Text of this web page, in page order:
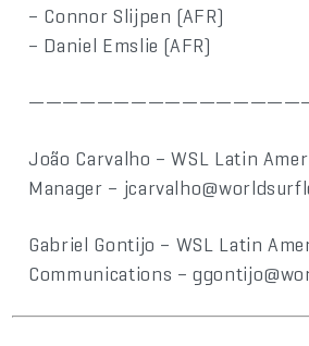
– Connor Slijpen (AFR)
– Daniel Emslie (AFR)
João Carvalho – WSL Latin
Manager –
Gabriel Gontijo – WSL Latin
Communications –